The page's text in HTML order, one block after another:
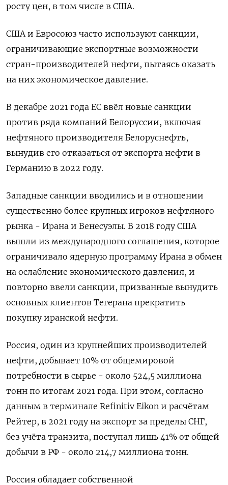
росту цен, в том числе в США.
США и Евросоюз часто используют санкции,
ограничивающие экспортные возможности
стран-производителей нефти, пытаясь оказать
на них экономическое давление.
В декабре 2021 года ЕС ввёл новые санкции
против ряда компаний Белоруссии, включая
нефтяного производителя Белоруснефть,
вынудив его отказаться от экспорта нефти в
Германию в 2022 году.
Западные санкции вводились и в отношении
существенно более крупных игроков нефтяного
рынка - Ирана и Венесуэлы. В 2018 году США
вышли из международного соглашения, которое
ограничивало ядерную программу Ирана в обмен
на ослабление экономического давления, и
повторно ввели санкции, призванные вынудить
основных клиентов Тегерана прекратить
покупку иранской нефти.
Россия, один из крупнейших производителей
нефти, добывает 10% от общемировой
потребности в сырье - около 524,5 миллиона
тонн по итогам 2021 года. При этом, согласно
данным в терминале Refinitiv Eikon и расчётам
Рейтер, в 2021 году на экспорт за пределы СНГ,
без учёта транзита, поступал лишь 41% от общей
добычи в РФ - около 214,7 миллиона тонн.
Россия обладает собственной